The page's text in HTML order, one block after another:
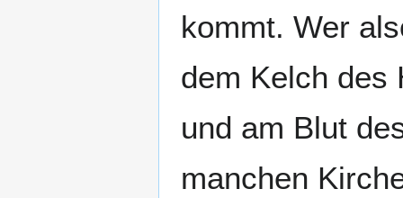
kommt. Wer
dem Kelch des
und am Blut
manchen